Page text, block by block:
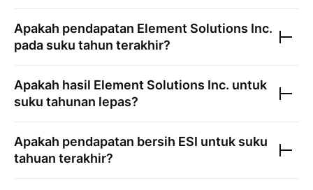
Apakah pendapatan Element Solutions Inc.
pada suku tahun terakhir?
Apakah hasil Element Solutions Inc. untuk
suku tahunan lepas?
Apakah pendapatan bersih ESI untuk suku
tahuan terakhir?